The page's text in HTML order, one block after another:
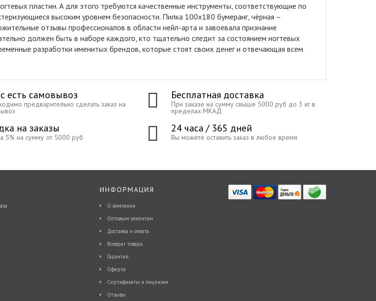
пластин. А для этого требуются качественные инструменты, соответствующие по
высоким уровнем безопасности. Пилка 100x180 бумеранг, чёрная –
отзывы профессионалов в области нейл-арта и завоевала признание
должен быть в наборе каждого, кто тщательно следит за состоянием ногтевых
разработки именитых брендов, которые стоят своих денег и отвечающая всем
есть самовывоз
предварительно сделать заказ на
Бесплатная доставка
При заказе на сумму свыше 5000 руб до 3 кг в
пределах МКАД
на заказы
5% на сумму от 5000 руб
24 часа / 365 дней
Вы можете оставить заказ в любое время
ИНФОРМАЦИЯ
О компании
Оптовым клиентам
Доставка и оплата
Возврат товара
Гарантия
Оферта
Сертификаты и лицензии
Отзывы